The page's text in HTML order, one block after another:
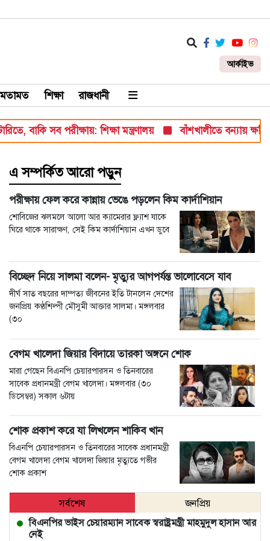
আর্কাইভ
মতামত শিক্ষা রাজধানী
সব পরীক্ষায়: শিক্ষা মন্ত্রণালয় বাঁশখালীতে বন্যায় ক্ষতিগ্রস্ত
এ সম্পর্কিত আরো পড়ুন
পরীক্ষায় ফেল করে কান্নায় ভেঙে পড়লেন কিম কার্দাশিয়ান
শোবিজের ঝলমলে আলো আর ক্যামেরার ফ্ল্যাশ যাকে
ঘিরে থাকে সারাক্ষণ, সেই কিম কার্দাশিয়ান এখন ডুবে
বিচ্ছেদ নিয়ে সালমা বলেন- ‍‌‌‌মৃত্যুর আগপর্যন্ত ভালোবেসে যাব
দীর্ঘ সাত বছরের দাম্পত্য জীবনের ইতি টানলেন দেশের
জনপ্রিয় কণ্ঠশিল্পী মৌসুমী আক্তার সালমা। মঙ্গলবার
(৩০
বেগম খালেদা জিয়ার বিদায়ে তারকা অঙ্গনে শোক
মারা গেছেন বিএনপি চেয়ারপারসন ও তিনবারের
সাবেক প্রধানমন্ত্রী বেগম খালেদা। মঙ্গলবার (৩০
ডিসেম্বর) সকাল ৬টায়
শোক প্রকাশ করে যা লিখলেন শাকিব খান
বিএনপি চেয়ারপারসন ও তিনবারের সাবেক প্রধানমন্ত্রী
বেগম খালেদা বেগম খালেদা জিয়ার মৃত্যুতে গভীর
শোক প্রকাশ
সর্বশেষ
জনপ্রিয়
বিএনপির ভাইস চেয়ারম্যান সাবেক স্বরাষ্ট্রমন্ত্রী মাহমুদুল হাসান আর
নেই